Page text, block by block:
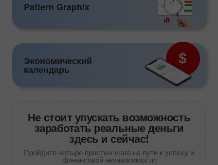
Pattern Graphix
Экономический
календарь
Не стоит упускать возможность
заработать реальные деньги
здесь и сейчас!
Пройдите четыре простых шага на пути к успеху и
финансовой независимости